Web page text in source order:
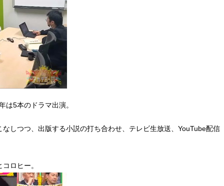
は5本のドラマ出演。
しつつ、出版する小説の打ち合わせ、テレビ生放送、YouTube配信
ロヒー。